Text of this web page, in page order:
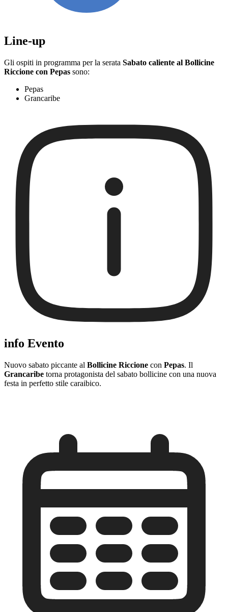
Line-up
Gli ospiti in programma per la serata Sabato caliente al Bollicine
Riccione con Pepas sono:
Pepas
Grancaribe
info Evento
Nuovo sabato piccante al Bollicine Riccione con Pepas. Il
Grancaribe torna protagonista del sabato bollicine con una nuova
festa in perfetto stile caraibico.